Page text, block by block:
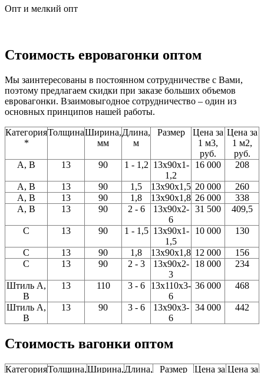
Опт и мелкий опт
Стоимость евровагонки оптом
Мы заинтересованы в постоянном сотрудничестве с Вами,
поэтому предлагаем скидки при заказе больших объемов
евровагонки. Взаимовыгодное сотрудничество – один из
основных принципов нашей работы.
Категория
*
ТолщинаШирина,
мм
Длина,
м
Размер
Цена за
1 м3,
руб.
Цена за
1 м2,
руб.
A, В
13 90 1 - 1,2 13x90x1-
1,2
16 000 208
A, В 13 90 1,5 13x90x1,5 20 000
260
A, В
13 90 1,8 13x90x1,8 26 000
338
A, В
13 90 2 - 6
13x90x2-
6
31 500 409,5
C 13 90 1 - 1,5 13x90x1-
1,5
10 000 130
С 13 90 1,8 13x90x1,8 12 000
156
C
13 90 2 - 3
13x90x2-
3
18 000 234
Штиль А,
В
13 110 3 - 6
13x110x3-
6
36 000 468
Штиль А,
В
13 90 3 - 6
13x90x3-
6
34 000 442
Стоимость вагонки оптом
КатегорияТолщина,Ширина,Длина, Размер Цена за Цена за